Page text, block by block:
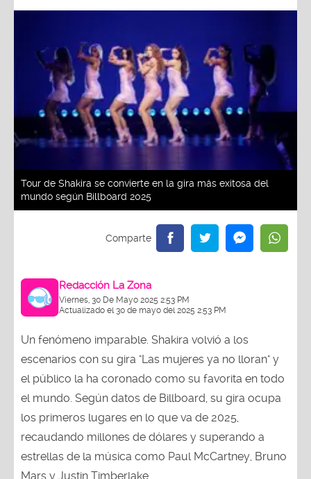
Tour de Shakira se convierte en la gira más exitosa del
mundo según Billboard 2025
Redacción La Zona
Viernes, 30 De Mayo 2025 2:53 PM
Actualizado el 30 de mayo del 2025 2:53 PM
Un fenómeno imparable. Shakira volvió a los
escenarios con su gira "Las mujeres ya no lloran" y
el público la ha coronado como su favorita en todo
el mundo. Según datos de Billboard, su gira ocupa
los primeros lugares en lo que va de 2025,
recaudando millones de dólares y superando a
estrellas de la música como Paul McCartney, Bruno
Mars y Justin Timberlake.